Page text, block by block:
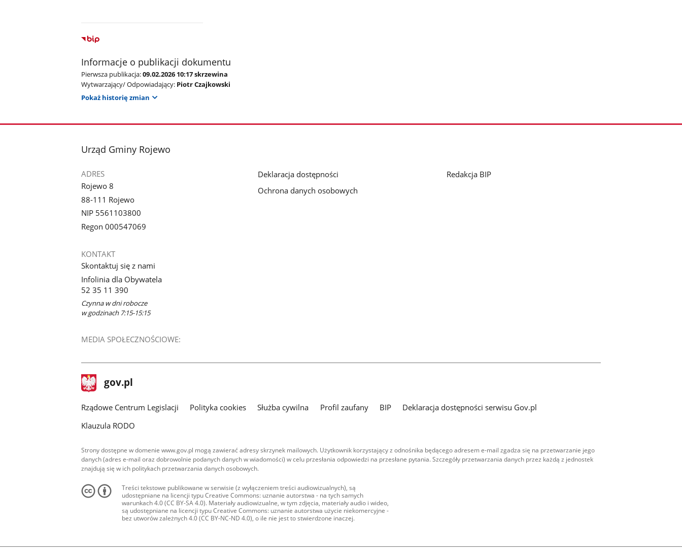
Informacje o publikacji dokumentu
Pierwsza publikacja:09.02.2026 10:17 skrzewina
Wytwarzający/ Odpowiadający: Piotr Czajkowski
Pokaż historię zmian
stopka
Urząd Gminy Rojewo
ADRES
Rojewo 8
88-111 Rojewo
NIP 5561103800
Regon 000547069
KONTAKT
Skontaktuj się z nami
Infolinia dla Obywatela
52 35 11 390
Czynna w dni robocze
w godzinach 7:15-15:15
MEDIA SPOŁECZNOŚCIOWE:
Deklaracja dostępności
Ochrona danych osobowych
Redakcja BIP
stopka
gov.pl Strona
gov.pl
Rządowe Centrum Legislacji Polityka cookies Służba cywilna Profil zaufany BIP
Deklaracja dostępności serwisu Gov.pl
Klauzula RODO
Strony dostępne w domenie www.gov.pl mogą zawierać adresy skrzynek mailowych. Użytkownik korzystający z odnośnika będącego adresem e-mail zgadza się na przetwarzanie jego
danych (adres e-mail oraz dobrowolnie podanych danych w wiadomości) w celu przesłania odpowiedzi na przesłane pytania. Szczegóły przetwarzania danych przez każdą z jednostek
znajdują się w ich politykach przetwarzania danych osobowych.
Treści tekstowe publikowane w serwisie (z wyłączeniem treści audiowizualnych), są
udostępniane na licencji typu Creative Commons: uznanie autorstwa - na tych samych
warunkach 4.0 (CC BY-SA 4.0). Materiały audiowizualne, w tym zdjęcia, materiały audio i wideo,
są udostępniane na licencji typu Creative Commons: uznanie autorstwa użycie niekomercyjne -
bez utworów zależnych 4.0 (CC BY-NC-ND 4.0), o ile nie jest to stwierdzone inaczej.